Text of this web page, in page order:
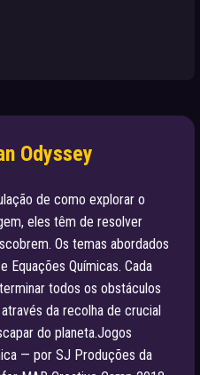
Odyssey
de como explorar o
eles têm de resolver
Os temas abordados
Equações Químicas. Cada
todos os obstáculos
da recolha de crucial
do planeta.Jogos
— por SJ Produções da